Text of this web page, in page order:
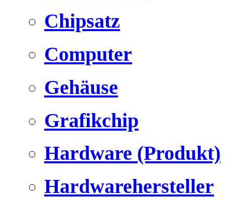
Chipsatz
Computer
Gehäuse
Grafikchip
Hardware (Produkt)
Hardwarehersteller